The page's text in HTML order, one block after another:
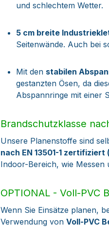
und schlechtem Wetter.
5 cm breite
Seitenwände. Auch bei
Mit den stabilen
gestanzten Ösen, da
Abspannringe mit einer
Brandschutzklasse
Unsere Planenstoffe sind
nach EN 13501-1
Indoor-Bereich, wie Messen
OPTIONAL - Voll-PVC
Wenn Sie Einsätze planen,
Verwendung vonVoll-PVC